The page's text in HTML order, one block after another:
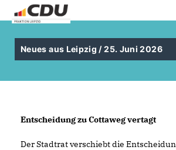
Neues aus Leipzig / 25. Juni 2026
Entscheidung zu Cottaweg vertagt
Der Stadtrat verschiebt die